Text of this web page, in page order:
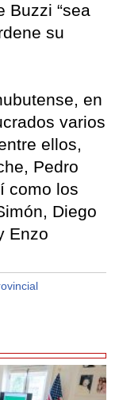
Buzzi “sea
su
en
varios
ellos,
Pedro
como los
Diego
Enzo